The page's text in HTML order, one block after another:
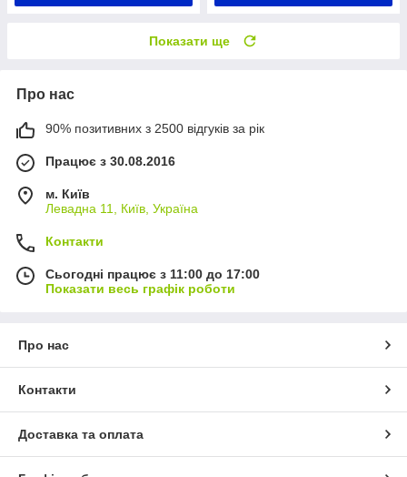
Показати ще
Про нас
90% позитивних з 2500 відгуків за рік
Працює з 30.08.2016
м. Київ
Левадна 11, Київ, Україна
Контакти
Сьогодні працює з 11:00 до 17:00
Показати весь графік роботи
Про нас
Контакти
Доставка та оплата